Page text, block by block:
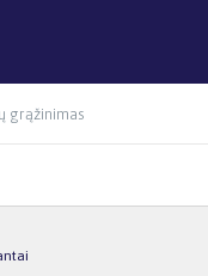
grąžinimas